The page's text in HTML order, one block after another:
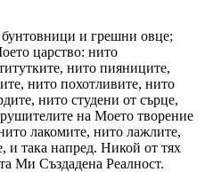
и грешни овце;
царство: нито
нито пияниците,
нито похотливите, нито
нито студени от сърце,
на Моето творение
лакомите, нито лажлите,
и така напред. Никой от тях
Ми Създадена Реалност.